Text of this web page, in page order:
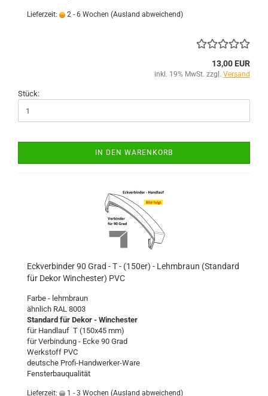
Lieferzeit: 2 - 6 Wochen (Ausland abweichend)
13,00 EUR
inkl. 19% MwSt. zzgl. Versand
Stück:
IN DEN WARENKORB
Eckverbinder 90 Grad - T - (150er) - Lehmbraun (Standard
für Dekor Winchester) PVC
Farbe - lehmbraun
ähnlich RAL 8003
Standard für Dekor - Winchester
für Handlauf T (150x45 mm)
für Verbindung - Ecke 90 Grad
Werkstoff PVC
deutsche Profi-Handwerker-Ware
Fensterbauqualität
Lieferzeit: 1 - 3 Wochen (Ausland abweichend)